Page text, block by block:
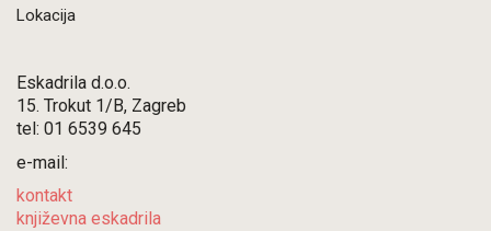
Lokacija
Eskadrila d.o.o.
15. Trokut 1/B, Zagreb
tel: 01 6539 645
e-mail:
kontakt
književna eskadrila